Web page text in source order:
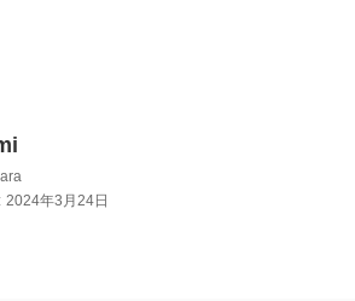
2024年3月24日